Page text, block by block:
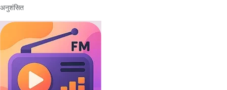
अनुशंसित